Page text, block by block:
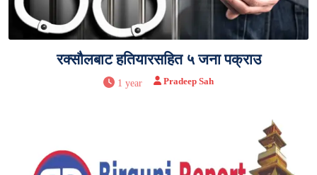
रक्सौलबाट हतियारसहित ५ जना पक्राउ
1 year Pradeep Sah